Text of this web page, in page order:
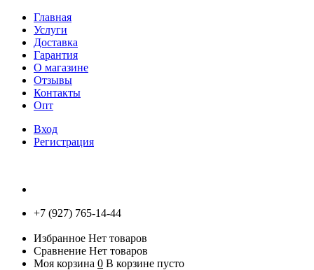
Главная
Услуги
Доставка
Гарантия
О магазине
Отзывы
Контакты
Опт
Вход
Регистрация
+7 (927) 765-14-44
Избранное Нет товаров
Сравнение Нет товаров
Моя корзина 0 В корзине пусто